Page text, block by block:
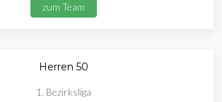
zum Team
Herren 50
1. Bezirksliga